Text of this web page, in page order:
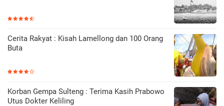
Cerita Rakyat : Kisah Lamellong dan 100 Orang
Buta
Korban Gempa Sulteng : Terima Kasih Prabowo
Utus Dokter Keliling